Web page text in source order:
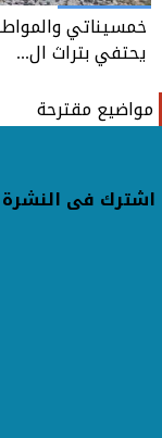
خمسيناتي
يحتفي بتراث ال...
مواضيع مقترحة
اشترك فى النشرة